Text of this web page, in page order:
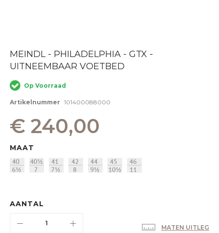
Ga
het
van
de
afbeeldingen-
MEINDL - PHILADELPHIA - GTX -
UITNEEMBAAR VOETBED
Op Voorraad
Artikelnummer 101400088000
€ 240,00
MAAT
AANTAL
MATEN UITLEG